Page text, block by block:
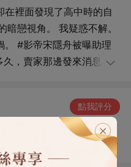
裡面發現了高中時的自
暗戀視角。 我疑惑不解。
。 #影帝宋隱舟被曝助理
，賣家那邊發來消息
點我評分
查看評論